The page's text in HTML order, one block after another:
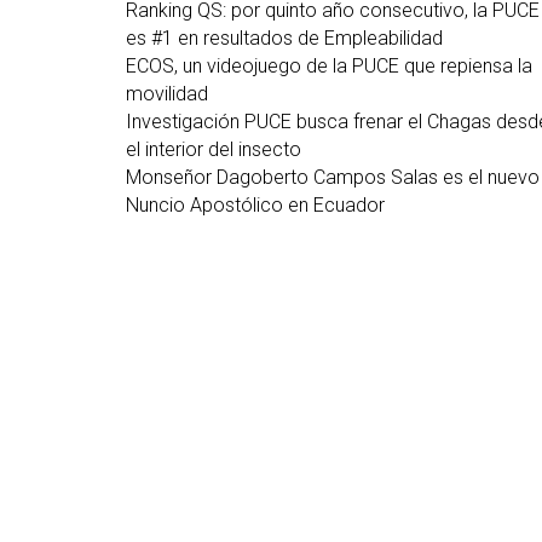
Ranking QS: por quinto año consecutivo, la PUCE
es #1 en resultados de Empleabilidad
ECOS, un videojuego de la PUCE que repiensa la
movilidad
Investigación PUCE busca frenar el Chagas
el interior del insecto
Monseñor Dagoberto Campos Salas es el nuevo
Nuncio Apostólico en Ecuador